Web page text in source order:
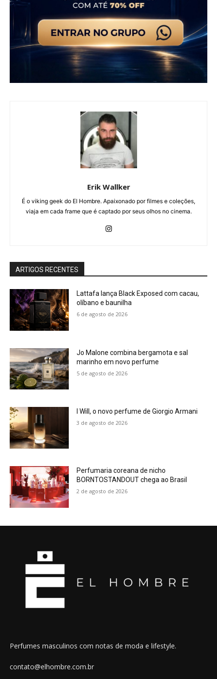
Erik Wallker
É o viking geek do El Hombre. Apaixonado por filmes e coleções,
viaja em cada frame que é captado por seus olhos no cinema.
ARTIGOS RECENTES
Lattafa lança Black Exposed com cacau,
olíbano e baunilha
6 de agosto de 2026
Jo Malone combina bergamota e sal
marinho em novo perfume
5 de agosto de 2026
I Will, o novo perfume de Giorgio Armani
3 de agosto de 2026
Perfumaria coreana de nicho
BORNTOSTANDOUT chega ao Brasil
2 de agosto de 2026
Perfumes masculinos com notas de moda e lifestyle.
contato@elhombre.com.br